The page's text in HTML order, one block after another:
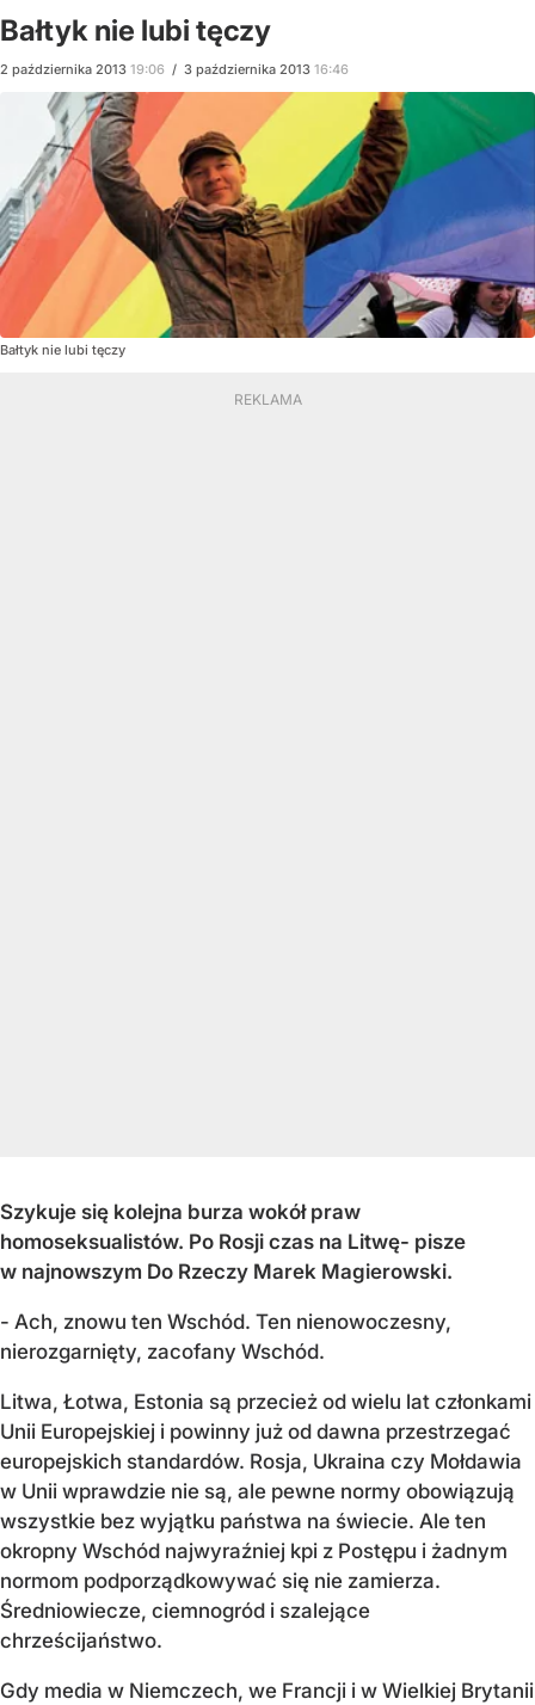
Bałtyk nie lubi tęczy
2 października 2013 19:06 / 3 października 2013 16:46
Bałtyk nie lubi tęczy
Szykuje się kolejna burza wokół praw
homoseksualistów. Po Rosji czas na Litwę- pisze
w najnowszym Do Rzeczy Marek Magierowski.
- Ach, znowu ten Wschód. Ten nienowoczesny,
nierozgarnięty, zacofany Wschód.
Litwa, Łotwa, Estonia są przecież od wielu lat członkami
Unii Europejskiej i powinny już od dawna przestrzegać
europejskich standardów. Rosja, Ukraina czy Mołdawia
w Unii wprawdzie nie są, ale pewne normy obowiązują
wszystkie bez wyjątku państwa na świecie. Ale ten
okropny Wschód najwyraźniej kpi z Postępu i żadnym
normom podporządkowywać się nie zamierza.
Średniowiecze, ciemnogród i szalejące
chrześcijaństwo.
Gdy media w Niemczech, we Francji i w Wielkiej Brytanii